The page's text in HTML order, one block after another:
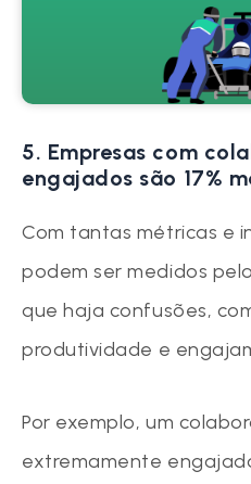
5. Empresas com
engajados são 17%
Com tantas métricas e
podem ser medidos
que haja confusões,
produtividade e
Por exemplo, um
extremamente